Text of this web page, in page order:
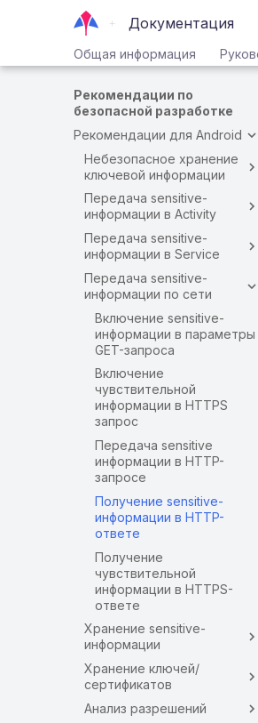
Документация
Общая информация
Рекомендации по
безопасной разработке
Рекомендации для Android
Небезопасное хранение
ключевой информации
Передача sensitive-
информации в Activity
Передача sensitive-
информации в Service
Передача sensitive-
информации по сети
Включение sensitive-
информации в параметры
GET-запроса
Включение
чувствительной
информации в HTTPS
запрос
Передача sensitive
информации в HTTP-
запросе
Получение sensitive-
информации в HTTP-
ответе
Получение
чувствительной
информации в HTTPS-
ответе
Хранение sensitive-
информации
Хранение ключей/
сертификатов
Анализ разрешений